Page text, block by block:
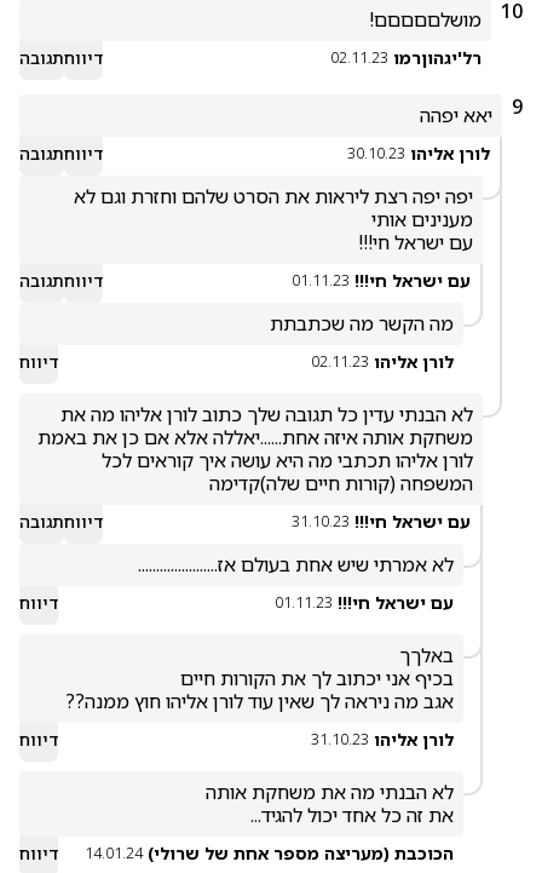
10 מושלםםםםם!
רל'יגהוןרמו 02.11.23 דיווחתגובה
9 יאא יפהה
לורן אליהו 30.10.23 דיווחתגובה
עם ישראל חי!!!
עם ישראל חי!!! 01.11.23 דיווחתגובה
מה הקשר מה שכתבתת
לורן אליהו 02.11.23 דיווח
המשפחה (קורות חיים שלה)קדימה
עם ישראל חי!!! 31.10.23 דיווחתגובה
לא אמרתי שיש אחת בעולם אז......................
עם ישראל חי!!! 01.11.23 דיווח
אגב מה ניראה לך שאין עוד לורן אליהו חוץ ממנה??
לורן אליהו 31.10.23 דיווח
את זה כל אחד יכול להגיד...
הכוכבת (מעריצה מספר אחת של שרולי) 14.01.24 דיווח